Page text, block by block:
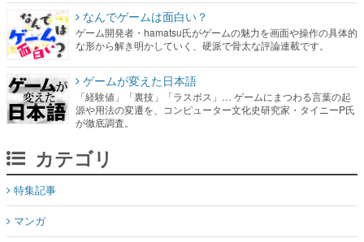
なんでゲームは面白い？
ゲーム開発者・hamatsu氏がゲームの魅力を画面や操作の具体的
な形から解き明かしていく、硬派で骨太な評論連載です。
ゲームが変えた日本語
「経験値」「裏技」「ラスボス」… ゲームにまつわる言葉の起
源や用法の変遷を、コンピューター文化史研究家・タイニーP氏
が徹底調査。
カテゴリ
特集記事
マンガ